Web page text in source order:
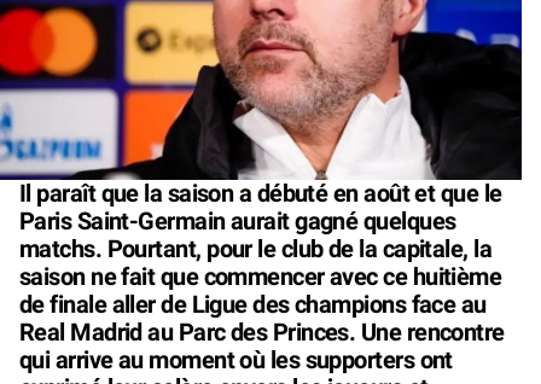
Il paraît que la saison a débuté en août et que le
Paris Saint-Germain aurait gagné quelques
matchs. Pourtant, pour le club de la capitale, la
saison ne fait que commencer avec ce huitième
de finale aller de Ligue des champions face au
Real Madrid au Parc des Princes. Une rencontre
qui arrive au moment où les supporters ont